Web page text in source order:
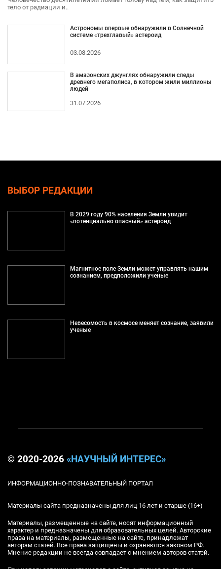
тело от радиации и..
Астрономы впервые обнаружили в Солнечной
системе «трехглавый» астероид
03.08.2026
В амазонских джунглях обнаружили следы
древнего мегаполиса, в котором жили миллионы
людей
31.07.2026
ВЫБОР РЕДАКЦИИ
В 2029 году 90% населения Земли увидит
«потенциально опасный» астероид
Магнитное поле Земли может управлять нашим
сознанием, предположили ученые
Невесомость в космосе меняет сознание, заявили
ученые
© 2020-2026 «НАУЧНЫЙ ИНТЕРЕС»
ИНФОРМАЦИОННО-ПОЗНАВАТЕЛЬНЫЙ ПОРТАЛ
Материалы сайта предназначены для лиц 16 лет и старше (16+)
Материалы, размещенные на сайте, носят информационный
характер и предназначены для образовательных целей. Авторские
права на материалы, размещенные на сайте, принадлежат
авторам статей. Все права защищены и охраняются законом РФ.
Мнение редакции не всегда совпадает с мнением авторов статей.